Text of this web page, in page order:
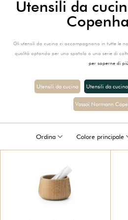
Utensili da
Gli utensili da cucina ci accompagnano in tutte le
qualità optando per una spatola o una serie di
per saperne di più
Utensili da cucina Utensili da
Vassoi Normann
Ordina Colore principale